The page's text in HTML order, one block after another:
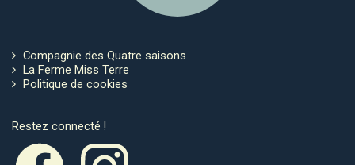
Compagnie des Quatre saisons
La Ferme Miss Terre
Politique de cookies
Restez connecté !